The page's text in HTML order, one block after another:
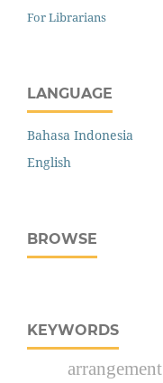
For Librarians
LANGUAGE
Bahasa Indonesia
English
BROWSE
KEYWORDS
arrangement